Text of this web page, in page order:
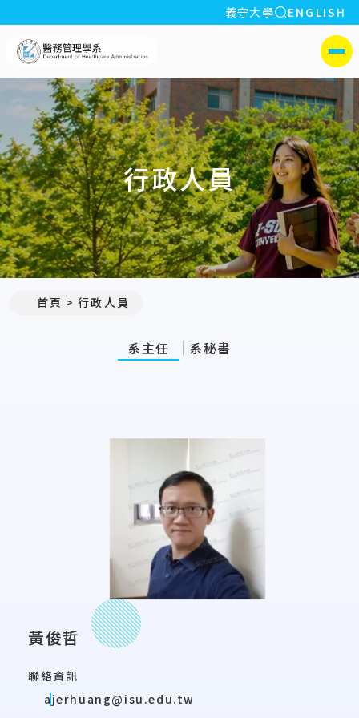
:::
義守大學 全站搜索
ENGLISH
側選單
行政人員
首頁 行政人員
系主任 系秘書
黃俊哲
聯絡資訊
ajerhuang@isu.edu.tw